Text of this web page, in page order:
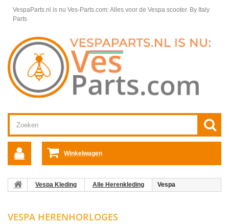
VespaParts.nl is nu Ves-Parts.com: Alles voor de Vespa scooter. By Italy
Parts
Winkelwagen
Vespa Kleding Alle Herenkleding
Vespa
VESPA HERENHORLOGES